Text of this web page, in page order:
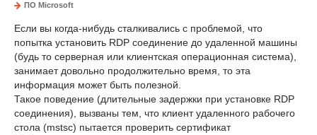
ПО Microsoft
Если вы когда-нибудь сталкивались с проблемой, что
попытка установить RDP соединение до удаленной машины
(будь то серверная или клиентская операционная система),
занимает довольно продолжительно время, то эта
информация может быть полезной.
Такое поведение (длительные задержки при установке RDP
соединения), вызваны тем, что клиент удаленного рабочего
стола (mstsc) пытается проверить сертификат